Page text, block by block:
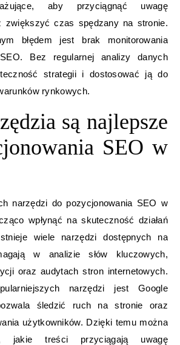
aby przyciągnąć uwagę
zwiększyć czas spędzany na stronie.
błędem jest brak monitorowania
Bez regularnej analizy danych
strategii i dostosować ją do
rynkowych.
są najlepsze
SEO w
narzędzi do pozycjonowania SEO w
wpłynąć na skuteczność działań
wiele narzędzi dostępnych na
w analizie słów kluczowych,
oraz audytach stron internetowych.
narzędzi jest Google
śledzić ruch na stronie oraz
użytkowników. Dzięki temu można
jakie treści przyciągają uwagę